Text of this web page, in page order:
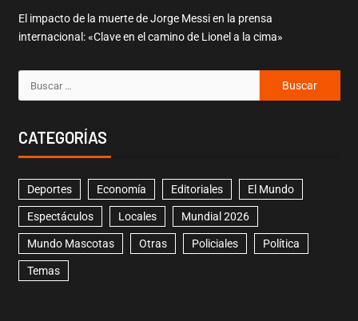
El impacto de la muerte de Jorge Messi en la prensa
internacional: «Clave en el camino de Lionel a la cima»
CATEGORÍAS
Deportes Economía Editoriales El Mundo
Espectáculos Locales Mundial 2026
Mundo Mascotas Otras Policiales Política
Temas